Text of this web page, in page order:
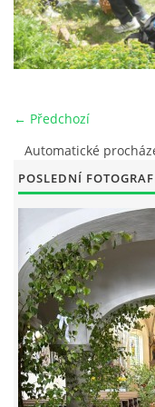
POŘAD BOHOSLUŽEB
AKTUALITY
ŽIVOTOPISY SVATÝCH
DUCHOVNÍ SLOVO
ÚVAHA MĚSÍCE
← Předchozí
Automatické
POSLEDNÍ